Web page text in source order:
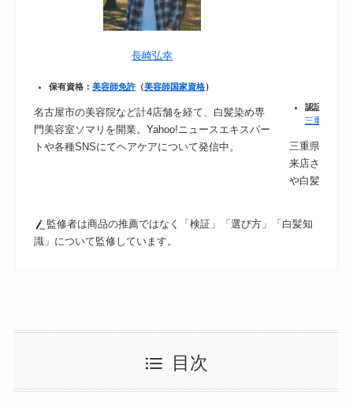
長崎弘幸
保有資格：美容師免許 （美容師国家資格）
名古屋市の美容院など計4店舗を経て、白髪染め専
門美容室ソマリを開業。Yahoo!ニュースエキスパー
トや各種SNSにてヘアケアについて発信中。
認証：
三重県｜食
三重県津市
来店される
や白髪ケア
監修者は商品の推薦ではなく「検証」「選び方」「白髪知
識」について監修しています。
目次